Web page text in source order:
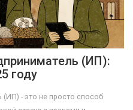
(ИП):
году
- это не просто способ